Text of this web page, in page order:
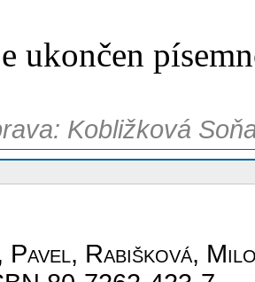
ukončen
Kobližková
Pavel, Rabišková,